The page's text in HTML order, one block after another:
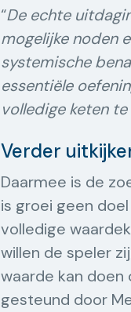
“De echte
mogelijke noden
systemische
essentiële
volledige keten
Verder
Daarmee is de
is groei geen
volledige
willen de speler
waarde kan doen
gesteund door